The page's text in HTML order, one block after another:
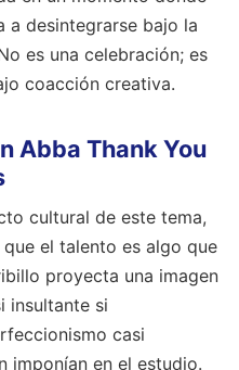
a desintegrarse bajo la
es una celebración; es
coacción creativa.
Abba Thank You
cultural de este tema,
el talento es algo que
proyecta una imagen
insultante si
casi
imponían en el estudio.